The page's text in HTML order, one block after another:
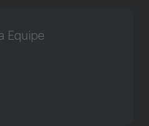
Equipe